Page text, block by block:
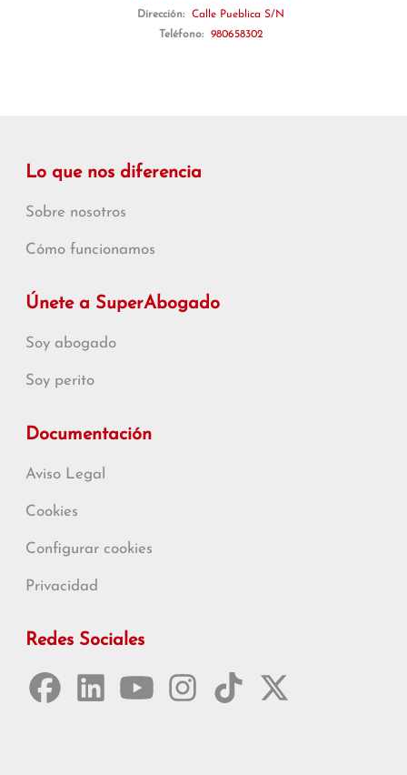
Dirección:
Calle Pueblica S/N
Teléfono:
980658302
Lo que nos diferencia
Sobre nosotros
Cómo funcionamos
Únete a SuperAbogado
Soy abogado
Soy perito
Documentación
Aviso Legal
Cookies
Configurar cookies
Privacidad
Redes Sociales